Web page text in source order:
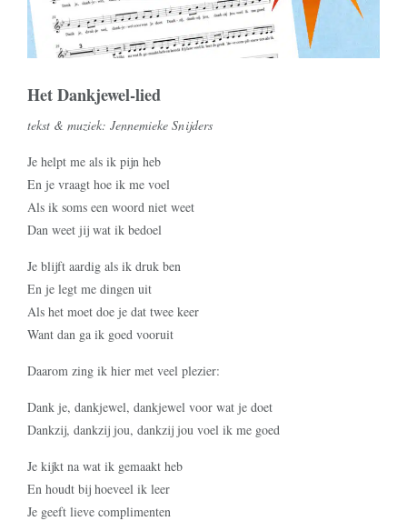
Het Dankjewel-lied
tekst & muziek: Jennemieke Snijders
Je helpt me als ik pijn heb
En je vraagt hoe ik me voel
Als ik soms een woord niet weet
Dan weet jij wat ik bedoel
Je blijft aardig als ik druk ben
En je legt me dingen uit
Als het moet doe je dat twee keer
Want dan ga ik goed vooruit
Daarom zing ik hier met veel plezier:
Dank je, dankjewel, dankjewel voor wat je doet
Dankzij, dankzij jou, dankzij jou voel ik me goed
Je kijkt na wat ik gemaakt heb
En houdt bij hoeveel ik leer
Je geeft lieve complimenten